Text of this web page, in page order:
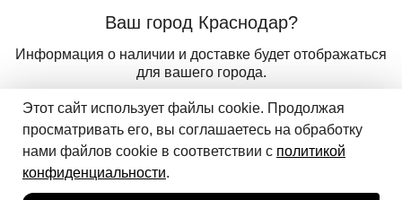
Ваш город Краснодар?
Информация о наличии и доставке будет отображаться
для вашего города.
Добавить в корзину
Положение о программе лояльности
Присоединиться
© 2024 ООО «АДМИКС СПОРТ», официальный дистрибьютор
Li-Ning в России
Этот сайт использует файлы cookie. Продолжая
просматривать его, вы соглашаетесь на обработку
нами файлов cookie в соответствии с политикой
конфиденциальности.